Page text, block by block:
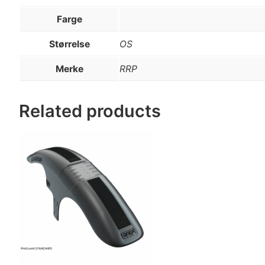
Farge
Størrelse OS
Merke RRP
Related products